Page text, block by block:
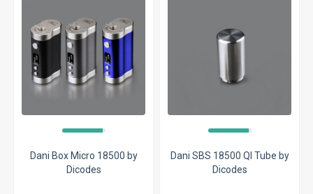
Dani Box Micro 18500 by
Dicodes
Dani SBS 18500 QI Tube by
Dicodes